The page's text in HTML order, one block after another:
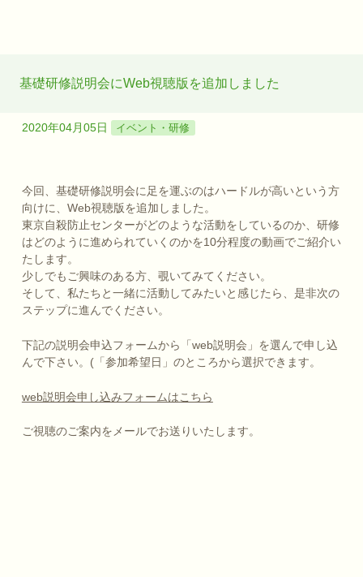
基礎研修説明会にWeb視聴版を追加しました
2020年04月05日 イベント・研修
今回、基礎研修説明会に足を運ぶのはハードルが高いという方
向けに、Web視聴版を追加しました。
東京自殺防止センターがどのような活動をしているのか、研修
はどのように進められていくのかを10分程度の動画でご紹介い
たします。
少しでもご興味のある方、覗いてみてください。
そして、私たちと一緒に活動してみたいと感じたら、是非次の
ステップに進んでください。
下記の説明会申込フォームから「web説明会」を選んで申し込
んで下さい。(「参加希望日」のところから選択できます。
web説明会申し込みフォームはこちら
ご視聴のご案内をメールでお送りいたします。